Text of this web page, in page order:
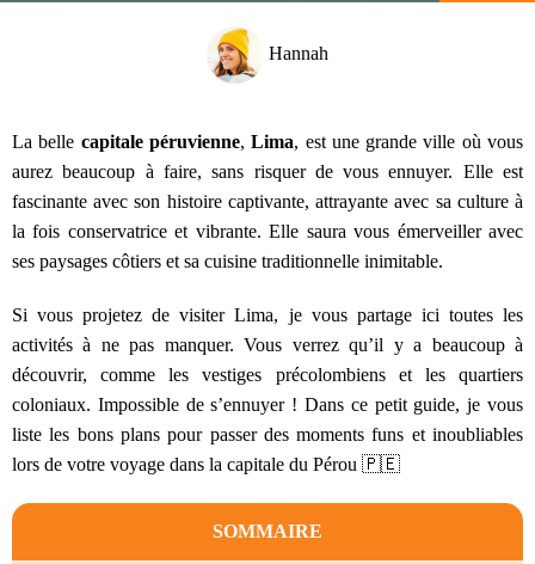
Hannah
La belle capitale péruvienne,Lima, est une grande ville où vous
aurez beaucoup à faire, sans risquer de vous ennuyer. Elle est
fascinante avec son histoire captivante, attrayante avec sa culture à
la fois conservatrice et vibrante. Elle saura vous émerveiller avec
ses paysages côtiers et sa cuisine traditionnelle inimitable.
Si vous projetez de visiter Lima, je vous partage ici toutes les
activités à ne pas manquer. Vous verrez qu’il y a beaucoup à
découvrir, comme les vestiges précolombiens et les quartiers
coloniaux. Impossible de s’ennuyer ! Dans ce petit guide, je vous
liste les bons plans pour passer des moments funs et inoubliables
lors de votre voyage dans la capitale du Pérou 🇵🇪
SOMMAIRE